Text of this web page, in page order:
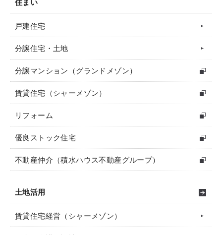
戸建住宅
分譲住宅・土地
分譲マンション（グランドメゾン）
賃貸住宅（シャーメゾン）
リフォーム
優良ストック住宅
不動産仲介（積水ハウス不動産グループ）
土地活用
賃貸住宅経営（シャーメゾン）